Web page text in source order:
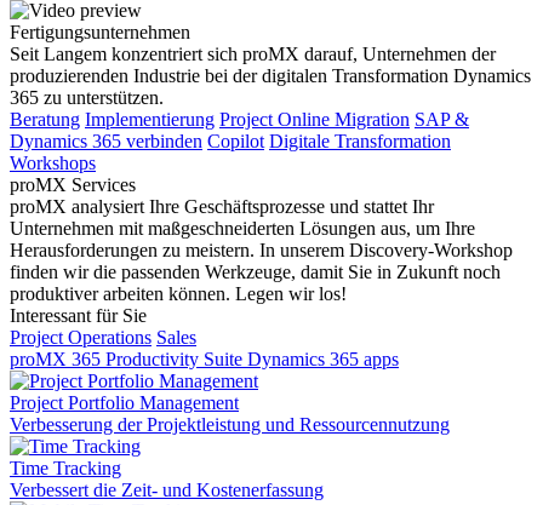
Fertigungsunternehmen
Seit Langem konzentriert sich proMX darauf, Unternehmen der
produzierenden Industrie bei der digitalen Transformation Dynamics
365 zu unterstützen.
Beratung Implementierung Project Online Migration SAP &
Dynamics 365 verbinden Copilot Digitale Transformation
Workshops
proMX Services
proMX analysiert Ihre Geschäftsprozesse und stattet Ihr
Unternehmen mit maßgeschneiderten Lösungen aus, um Ihre
Herausforderungen zu meistern. In unserem Discovery-Workshop
finden wir die passenden Werkzeuge, damit Sie in Zukunft noch
produktiver arbeiten können. Legen wir los!
Interessant für Sie
Project Operations Sales
proMX 365 Productivity Suite Dynamics 365 apps
Project Portfolio Management
Verbesserung der Projektleistung und Ressourcennutzung
Time Tracking
Verbessert die Zeit- und Kostenerfassung